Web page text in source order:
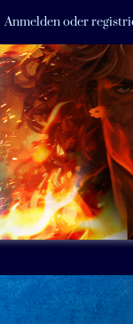
Anmelden oder